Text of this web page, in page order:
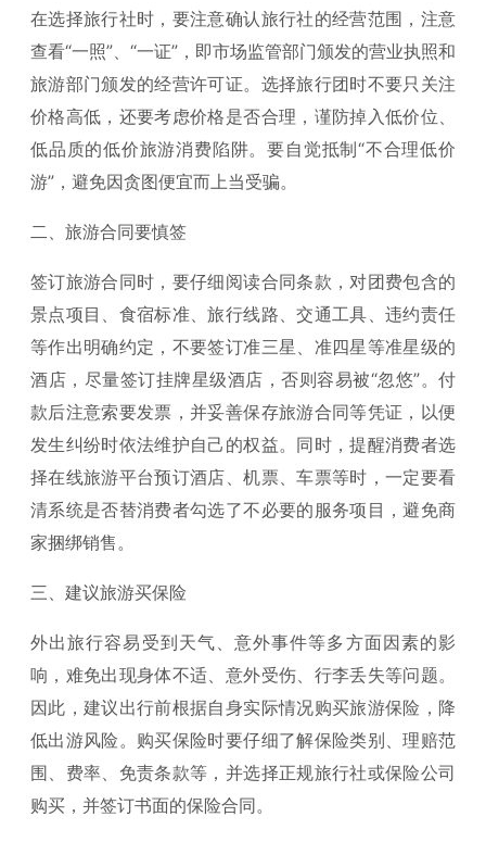
在选择旅行社时，要注意确认旅行社的经营范围，注意
查看“一照”、“一证”，即市场监管部门颁发的营业执照和
旅游部门颁发的经营许可证。选择旅行团时不要只关注
价格高低，还要考虑价格是否合理，谨防掉入低价位、
低品质的低价旅游消费陷阱。要自觉抵制“不合理低价
游”，避免因贪图便宜而上当受骗。
二、旅游合同要慎签
签订旅游合同时，要仔细阅读合同条款，对团费包含的
景点项目、食宿标准、旅行线路、交通工具、违约责任
等作出明确约定，不要签订准三星、准四星等准星级的
酒店，尽量签订挂牌星级酒店，否则容易被“忽悠”。付
款后注意索要发票，并妥善保存旅游合同等凭证，以便
发生纠纷时依法维护自己的权益。同时，提醒消费者选
择在线旅游平台预订酒店、机票、车票等时，一定要看
清系统是否替消费者勾选了不必要的服务项目，避免商
家捆绑销售。
三、建议旅游买保险
外出旅行容易受到天气、意外事件等多方面因素的影
响，难免出现身体不适、意外受伤、行李丢失等问题。
因此，建议出行前根据自身实际情况购买旅游保险，降
低出游风险。购买保险时要仔细了解保险类别、理赔范
围、费率、免责条款等，并选择正规旅行社或保险公司
购买，并签订书面的保险合同。